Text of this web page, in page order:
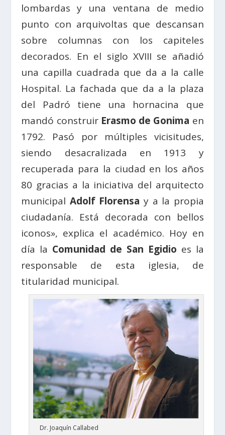
lombardas y una ventana de medio
punto con arquivoltas que descansan
sobre columnas con los capiteles
decorados. En el siglo XVIII se añadió
una capilla cuadrada que da a la calle
Hospital. La fachada que da a la plaza
del Padró tiene una hornacina que
mandó construir Erasmo de Gonima en
1792. Pasó por múltiples vicisitudes,
siendo desacralizada en 1913 y
recuperada para la ciudad en los años
80 gracias a la iniciativa del arquitecto
municipal Adolf Florensa y a la propia
ciudadanía. Está decorada con bellos
iconos», explica el académico. Hoy en
día la Comunidad de San Egidio es la
responsable de esta iglesia, de
titularidad municipal.
Dr. Joaquín Callabed